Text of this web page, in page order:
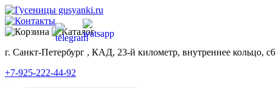
г. Санкт-Петербург , КАД, 23-й километр, внутреннее кольцо, с6
+7-925-222-44-92